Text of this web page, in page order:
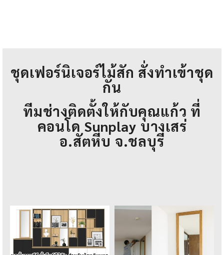
ชุดเฟอร์นิเจอร์ไม้สัก สั่งทำเข้าชุด
กัน
ทีมช่างติดตั้งให้กับคุณแก้ว ที่
คอนโด Sunplay บางเสร่
อ.สัตหีบ จ.ชลบุรี